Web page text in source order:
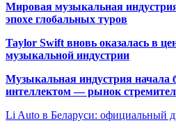
Мировая музыкальная
эпохе глобальных туров
Taylor Swift вновь оказалась в
музыкальной индустрии
Музыкальная индустрия начала
интеллектом — рынок
Li Auto в Беларуси: официальный